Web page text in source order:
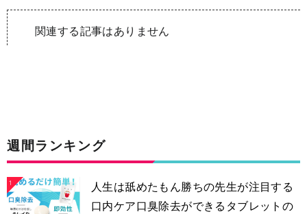
関連する記事はありません
週間ランキング
1
人生は舐めたもん勝ちの先生が注目する
口内ケア口臭除去ができるタブレットの